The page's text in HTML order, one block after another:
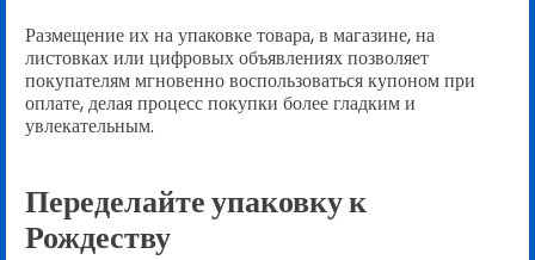
Размещение их на упаковке товара, в магазине, на
листовках или цифровых объявлениях позволяет
покупателям мгновенно воспользоваться купоном при
оплате, делая процесс покупки более гладким и
увлекательным.
Переделайте упаковку к
Рождеству